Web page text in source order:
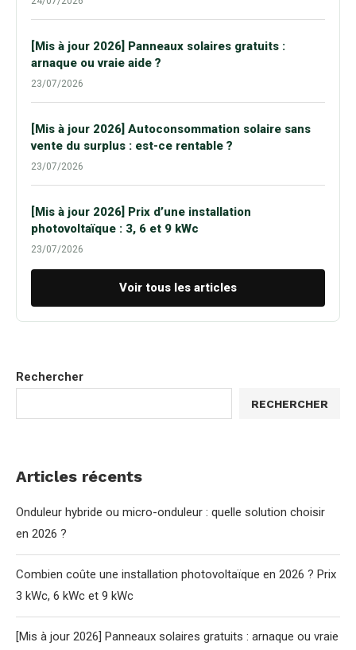
[Mis à jour 2026] Panneaux solaires gratuits :
arnaque ou vraie aide ?
23/07/2026
[Mis à jour 2026] Autoconsommation solaire sans
vente du surplus : est-ce rentable ?
23/07/2026
[Mis à jour 2026] Prix d’une installation
photovoltaïque : 3, 6 et 9 kWc
23/07/2026
Voir tous les articles
Rechercher
RECHERCHER
Articles récents
Onduleur hybride ou micro-onduleur : quelle solution choisir
en 2026 ?
Combien coûte une installation photovoltaïque en 2026 ? Prix
3 kWc, 6 kWc et 9 kWc
[Mis à jour 2026] Panneaux solaires gratuits : arnaque ou vraie